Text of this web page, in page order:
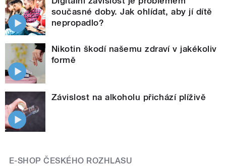
současné doby. Jak ohlídat, aby jí dítě
nepropadlo?
Nikotin škodí našemu zdraví v jakékoliv
formě
Závislost na alkoholu přichází plíživě
E-SHOP ČESKÉHO ROZHLASU